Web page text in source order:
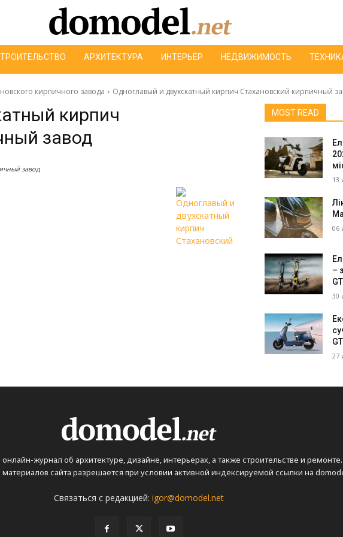
АРХИТЕКТУРА ИНТЕРЬЕР НЕДВИЖИМОСТЬ
кирпичного завода Одноглавый и двухскатный кирпич Стахановский кирпичный
кирпич
завод
завод
MOST READ
13
06
–
30
27
журнал об архитектуре, дизайне, интерьерах, а также строительстве и ремонте.
сайта разрешается при условии активной индексируемой ссылки на
Связаться с редакцией: igor@domodel.net